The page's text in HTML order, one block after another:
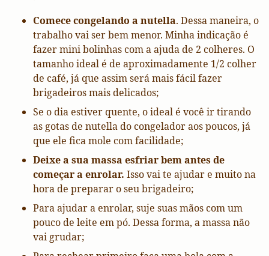
Comece congelando a nutella. Dessa maneira, o
trabalho vai ser bem menor. Minha indicação é
fazer mini bolinhas com a ajuda de 2 colheres. O
tamanho ideal é de aproximadamente 1/2 colher
de café, já que assim será mais fácil fazer
brigadeiros mais delicados;
Se o dia estiver quente, o ideal é você ir tirando
as gotas de nutella do congelador aos poucos, já
que ele fica mole com facilidade;
Deixe a sua massa esfriar bem antes de
começar a enrolar. Isso vai te ajudar e muito na
hora de preparar o seu brigadeiro;
Para ajudar a enrolar, suje suas mãos com um
pouco de leite em pó. Dessa forma, a massa não
vai grudar;